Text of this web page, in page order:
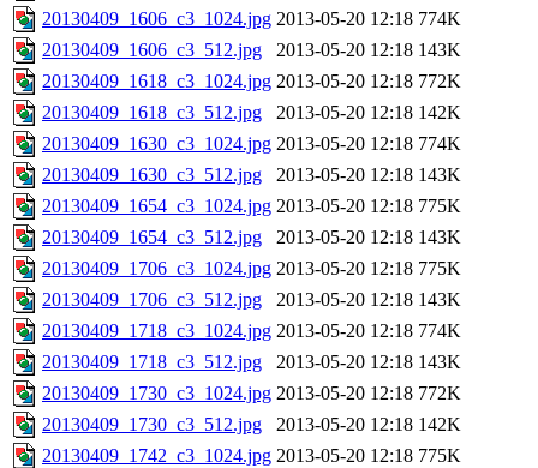
20130409_1606_c3_1024.jpg 2013-05-20 12:18 774K
20130409_1606_c3_512.jpg
2013-05-20 12:18 143K
20130409_1618_c3_1024.jpg 2013-05-20 12:18 772K
20130409_1618_c3_512.jpg
2013-05-20 12:18 142K
20130409_1630_c3_1024.jpg 2013-05-20 12:18 774K
20130409_1630_c3_512.jpg
2013-05-20 12:18 143K
20130409_1654_c3_1024.jpg 2013-05-20 12:18 775K
20130409_1654_c3_512.jpg
2013-05-20 12:18 143K
20130409_1706_c3_1024.jpg 2013-05-20 12:18 775K
20130409_1706_c3_512.jpg
2013-05-20 12:18 143K
20130409_1718_c3_1024.jpg 2013-05-20 12:18 774K
20130409_1718_c3_512.jpg
2013-05-20 12:18 143K
20130409_1730_c3_1024.jpg 2013-05-20 12:18 772K
20130409_1730_c3_512.jpg
2013-05-20 12:18 142K
20130409_1742_c3_1024.jpg 2013-05-20 12:18 775K